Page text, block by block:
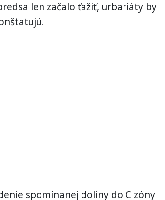
len začalo ťažiť, urbariáty by
spomínanej doliny do C zóny